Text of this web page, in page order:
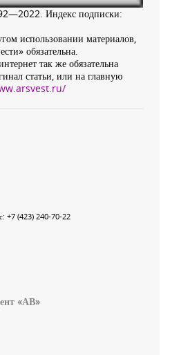
Индекс подписки:
использовании материалов,
обязательна.
так же обязательна
статьи, или на главную
+7 (423) 240-70-22
«АВ»